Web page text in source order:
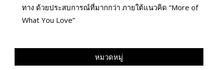
ทาง ด้วยประสบการณ์ที่มากกว่า ภายใต้แนวคิด “More of
What You Love”
หมวดหมู่